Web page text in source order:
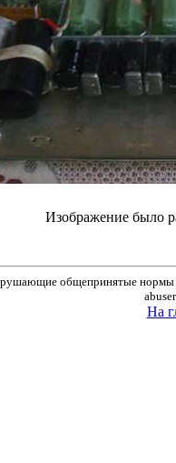
Изображение было
общепринятые нормы
На